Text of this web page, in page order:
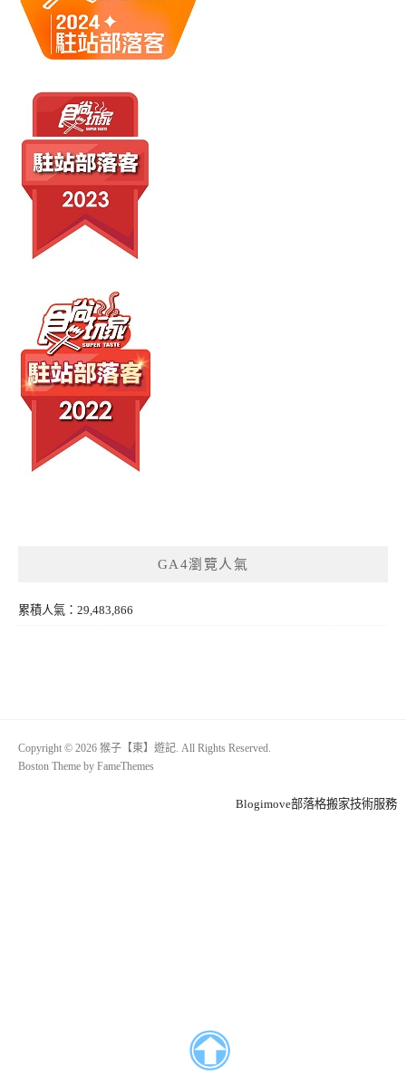
GA4瀏覽人氣
累積人氣：29,483,866
Copyright © 2026 猴子【東】遊記. All Rights Reserved.
Boston Theme by FameThemes
Blogimove部落格搬家技術服務